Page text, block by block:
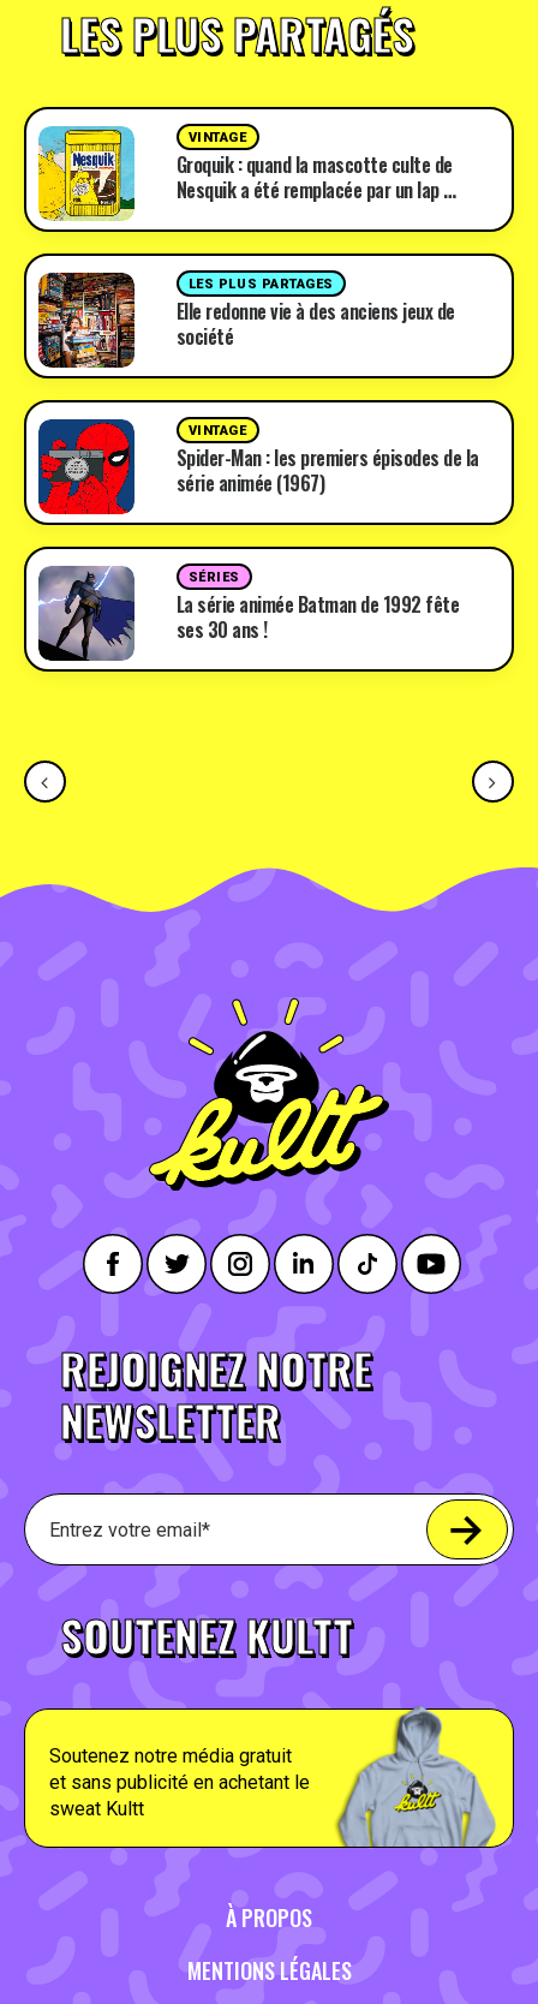
LES PLUS PARTAGÉS
VINTAGE
Groquik : quand la mascotte culte de
Nesquik a été remplacée par un lap …
LES PLUS PARTAGES
Elle redonne vie à des anciens jeux de
société
VINTAGE
Spider-Man : les premiers épisodes de la
série animée (1967)
SÉRIES
La série animée Batman de 1992 fête
ses 30 ans !
REJOIGNEZ NOTRE
NEWSLETTER
SOUTENEZ KULTT
Soutenez notre média gratuit
et sans publicité en achetant le
sweat Kultt
À PROPOS
MENTIONS LÉGALES